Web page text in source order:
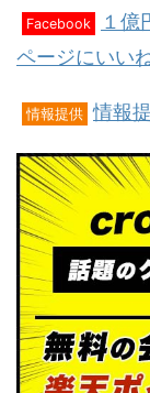
Facebook
１億
ページにいい
情報提供 情報